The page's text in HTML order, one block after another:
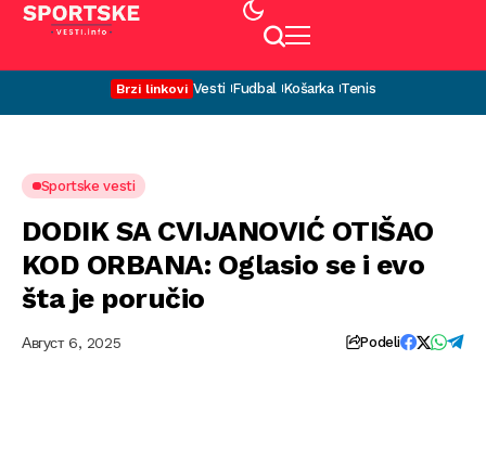
Brzi linkovi Vesti Fudbal Košarka Tenis
Sportske vesti
DODIK SA CVIJANOVIĆ OTIŠAO
KOD ORBANA: Oglasio se i evo
šta je poručio
Август 6, 2025 Podeli